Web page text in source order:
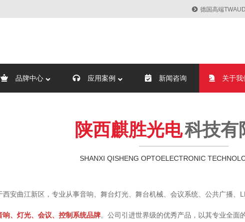
德国高端
品牌中心 应用案例 新闻咨询 关于我
陕西麒胜光电科技有
SHANXI QISHENG OPTOELECTRONIC
安曲江新区，专业从事音响、舞台灯光、舞台机械、会议系统、公共广播、
响、灯光、会议、控制系统品牌。公司引进世界级的优秀产品，以其专业全面